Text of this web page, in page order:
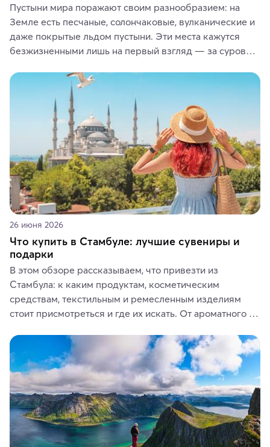
Пустыни мира поражают своим разнообразием: на
Земле есть песчаные, солончаковые, вулканические и
даже покрытые льдом пустыни. Эти места кажутся
безжизненными лишь на первый взгляд — за суровой
животные и маршруты, которые дарят одни из самых
ярких впечатлений от путешествий.
26 июня 2026
Что купить в Стамбуле: лучшие сувениры и
подарки
В этом обзоре рассказываем, что привезти из
Стамбула: к каким продуктам, косметическим
средствам, текстильным и ремесленным изделиям
стоит присмотреться и где их искать. От ароматного
керамики и изделий из кожи на турецких рынках и в
аутентичных лавках — в подарок близким или себе на
память о путешествии.